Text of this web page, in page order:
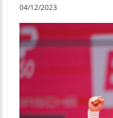
04/12/2023